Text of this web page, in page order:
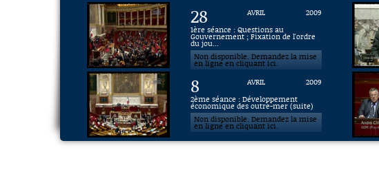
28 AVRIL
2009
1ère séance : Questions au
Gouvernement ; Fixation de l'ordre
du jou...
Non disponible. Demandez la mise
en ligne en cliquant ici.
8 AVRIL
2009
2ème séance : Développement
économique des outre-mer (suite)
Non disponible. Demandez la mise
en ligne en cliquant ici.